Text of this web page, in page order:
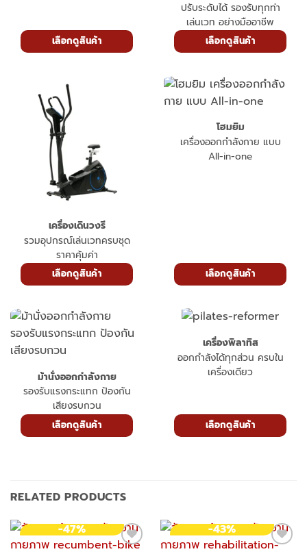
เลือกดูสินค้า
ปรับระดับได้ รองรับทุกท่า
เล่นเวท อย่างมืออาชีพ
เลือกดูสินค้า
เครื่องเดินวงรี
รวมอุปกรณ์เล่นเวทครบชุด
ราคาคุ้มค่า
เลือกดูสินค้า
โฮมยิม
เครื่องออกกำลังกาย แบบ
All-in-one
เลือกดูสินค้า
ม้านั่งออกกำลังกาย
รองรับแรงกระแทก ป้องกัน
เสียงรบกวน
เลือกดูสินค้า
เครื่องพิลาทิส
ออกกำลังได้ทุกส่วน ครบใน
เครื่องเดียว
เลือกดูสินค้า
RELATED PRODUCTS
-47%
-43%